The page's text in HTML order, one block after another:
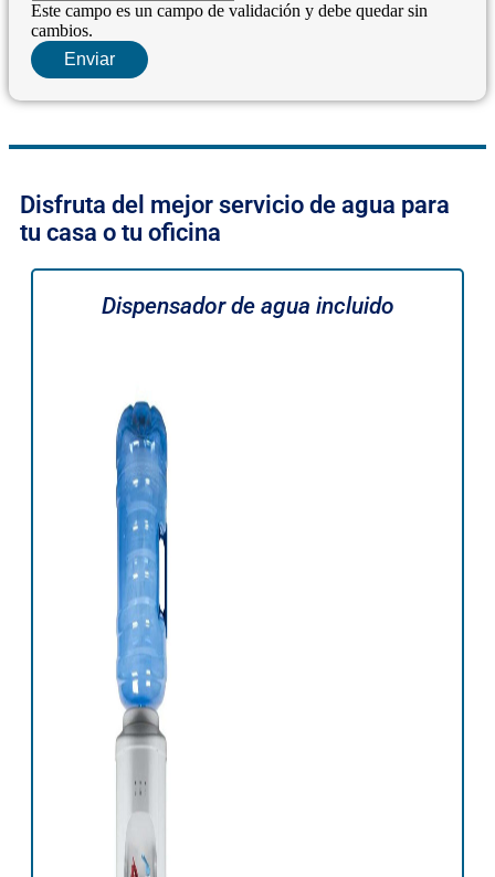
Este campo es un campo de validación y debe quedar sin
cambios.
Disfruta del mejor servicio de agua para
tu casa o tu oficina
Dispensador de agua incluido